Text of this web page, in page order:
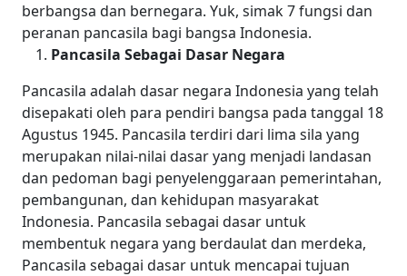
berbangsa dan bernegara. Yuk, simak 7 fungsi dan
peranan pancasila bagi bangsa Indonesia.
Pancasila Sebagai Dasar Negara
Pancasila adalah dasar negara Indonesia yang telah
disepakati oleh para pendiri bangsa pada tanggal 18
Agustus 1945. Pancasila terdiri dari lima sila yang
merupakan nilai-nilai dasar yang menjadi landasan
dan pedoman bagi penyelenggaraan pemerintahan,
pembangunan, dan kehidupan masyarakat
Indonesia. Pancasila sebagai dasar untuk
membentuk negara yang berdaulat dan merdeka,
Pancasila sebagai dasar untuk mencapai tujuan